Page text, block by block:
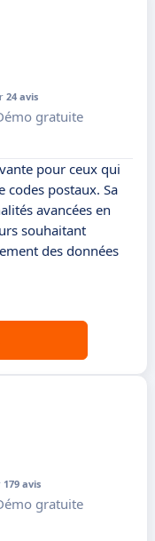
24 avis
gratuite
pour ceux qui
codes postaux. Sa
avancées en
souhaitant
des données
179 avis
gratuite